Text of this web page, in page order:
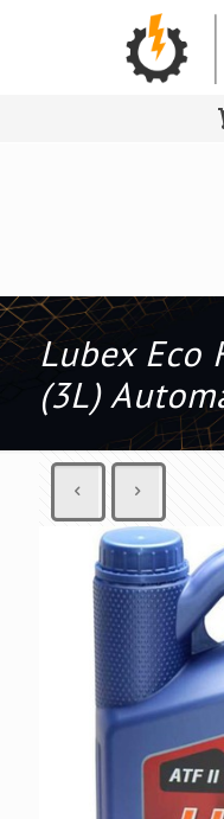
Lubex Eco
(3L)